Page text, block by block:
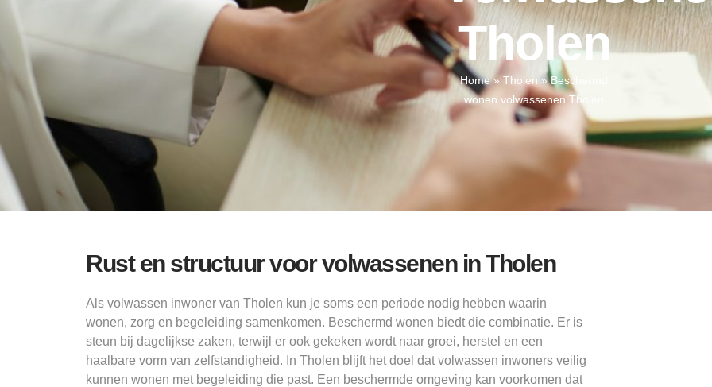
Tholen
Home» Tholen »Beschermd
wonen volwassenen Tholen
Rust en structuur voor volwassenen in Tholen
Als volwassen inwoner van Tholen kun je soms een periode nodig hebben waarin
wonen, zorg en begeleiding samenkomen. Beschermd wonen biedt die combinatie. Er is
steun bij dagelijkse zaken, terwijl er ook gekeken wordt naar groei, herstel en een
haalbare vorm van zelfstandigheid. In Tholen blijft het doel dat volwassen inwoners veilig
kunnen wonen met begeleiding die past. Een beschermde omgeving kan voorkomen dat